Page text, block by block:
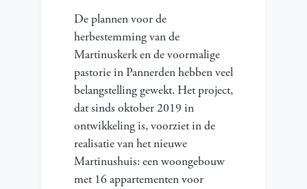
De plannen voor de
herbestemming van de
Martinuskerk en de voormalige
pastorie in Pannerden hebben veel
belangstelling gewekt. Het project,
dat sinds oktober 2019 in
ontwikkeling is, voorziet in de
realisatie van het nieuwe
Martinushuis: een woongebouw
met 16 appartementen voor